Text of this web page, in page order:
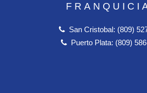
San Cristobal: (809)
Puerto Plata: (809)